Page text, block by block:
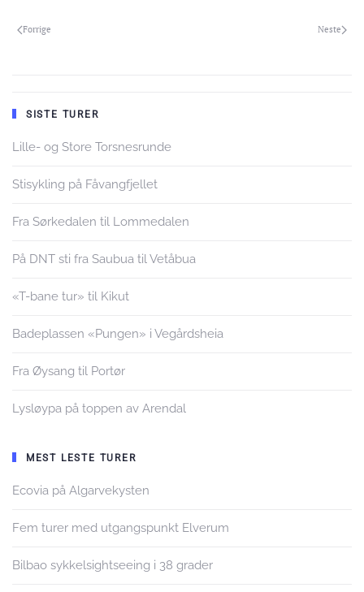
Forrige Neste
SISTE TURER
Lille- og Store Torsnesrunde
Stisykling på Fåvangfjellet
Fra Sørkedalen til Lommedalen
På DNT sti fra Saubua til Vetåbua
«T-bane tur» til Kikut
Badeplassen «Pungen» i Vegårdsheia
Fra Øysang til Portør
Lysløypa på toppen av Arendal
MEST LESTE TURER
Ecovia på Algarvekysten
Fem turer med utgangspunkt Elverum
Bilbao sykkelsightseeing i 38 grader